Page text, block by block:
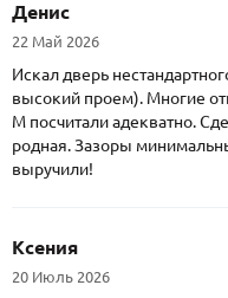
Денис
22 Май 2026
Искал дверь
высокий проем). Многие
М посчитали адекватно.
родная. Зазоры
выручили!
Ксения
20 Июль 2026